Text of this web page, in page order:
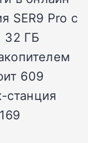
SER9 Pro с
32 ГБ
609
станция